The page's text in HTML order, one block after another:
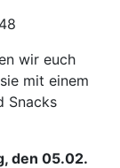
wir euch
mit einem
Snacks
den 05.02.